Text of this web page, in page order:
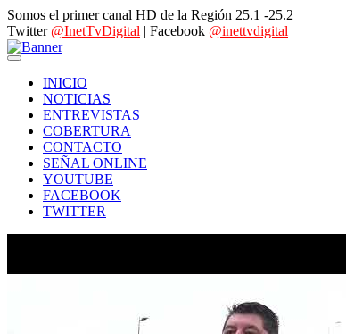
Somos el primer canal HD de la Región 25.1 -25.2
Twitter @InetTvDigital | Facebook @inettvdigital
INICIO
NOTICIAS
ENTREVISTAS
COBERTURA
CONTACTO
SEÑAL ONLINE
YOUTUBE
FACEBOOK
TWITTER